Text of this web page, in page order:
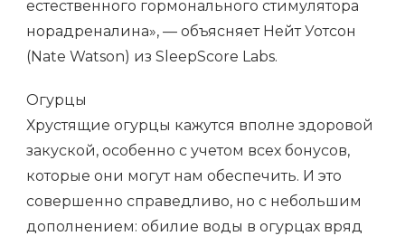
естественного гормонального стимулятора
норадреналина», — объясняет Нейт Уотсон
(Nate Watson) из SleepScore Labs.
Огурцы
Хрустящие огурцы кажутся вполне здоровой
закуской, особенно с учетом всех бонусов,
которые они могут нам обеспечить. И это
совершенно справедливо, но с небольшим
дополнением: обилие воды в огурцах вряд